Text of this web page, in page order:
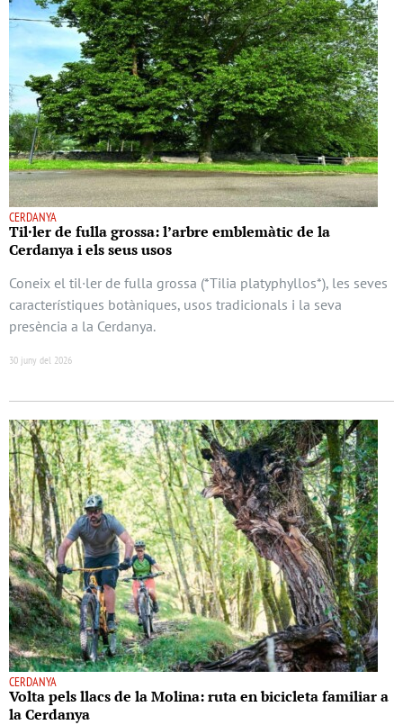
CERDANYA
Til·ler de fulla grossa: l’arbre emblemàtic de la
Cerdanya i els seus usos
Coneix el til·ler de fulla grossa (*Tilia platyphyllos*), les seves
característiques botàniques, usos tradicionals i la seva
presència a la Cerdanya.
30 juny del 2026
CERDANYA
Volta pels llacs de la Molina: ruta en bicicleta familiar a
la Cerdanya